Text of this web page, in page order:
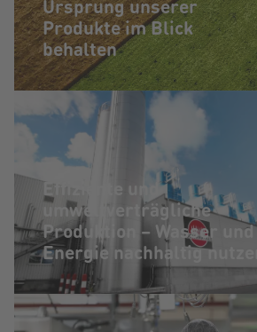
Ursprung unserer
Produkte im Blick
behalten
umweltverträgliche
Produktion – Wasser und
Energie nachhaltig nutzen